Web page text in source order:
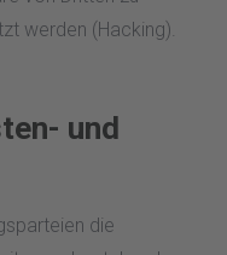
werden (Hacking).
und
die